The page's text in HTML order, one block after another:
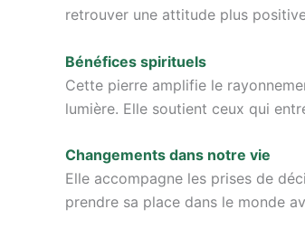
retrouver une attitude plus
Bénéfices spirituels
Cette pierre amplifie le
lumière. Elle soutient ceux qui
Changements dans notre vie
Elle accompagne les prises de
prendre sa place dans le monde